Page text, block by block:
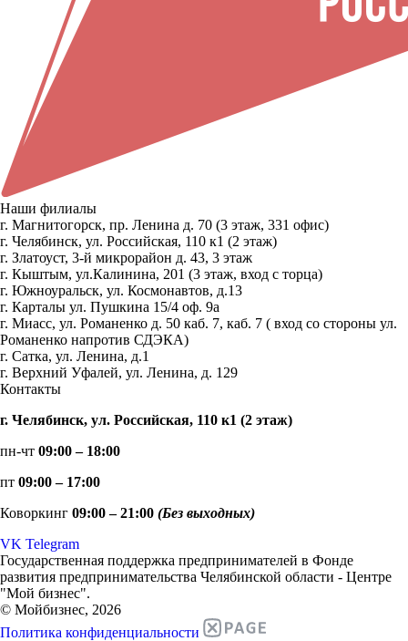
Наши филиалы
г. Магнитогорск, пр. Ленина д. 70 (3 этаж, 331 офис)
г. Челябинск, ул. Российская, 110 к1 (2 этаж)
г. Златоуст, 3-й микрорайон д. 43, 3 этаж
г. Кыштым, ул.Калинина, 201 (3 этаж, вход с торца)
г. Южноуральск, ул. Космонавтов, д.13
г. Карталы ул. Пушкина 15/4 оф. 9а
г. Миасс, ул. Романенко д. 50 каб. 7, каб. 7 ( вход со стороны ул.
Романенко напротив СДЭКА)
г. Сатка, ул. Ленина, д.1
г. Верхний Уфалей, ул. Ленина, д. 129
Контакты
г. Челябинск, ул. Российская, 110 к1 (2 этаж)
пн-чт 09:00 – 18:00
пт 09:00 – 17:00
Коворкинг 09:00 – 21:00 (Без выходных)
VK Telegram
Государственная поддержка предпринимателей в Фонде
развития предпринимательства Челябинской области - Центре
"Мой бизнес".
© Мойбизнес, 2026
Политика конфиденциальности